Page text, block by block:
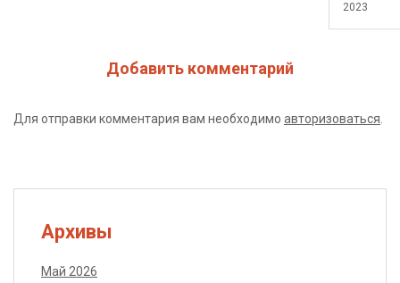
2023
Добавить комментарий
Для отправки комментария вам необходимо авторизоваться.
Архивы
Май 2026